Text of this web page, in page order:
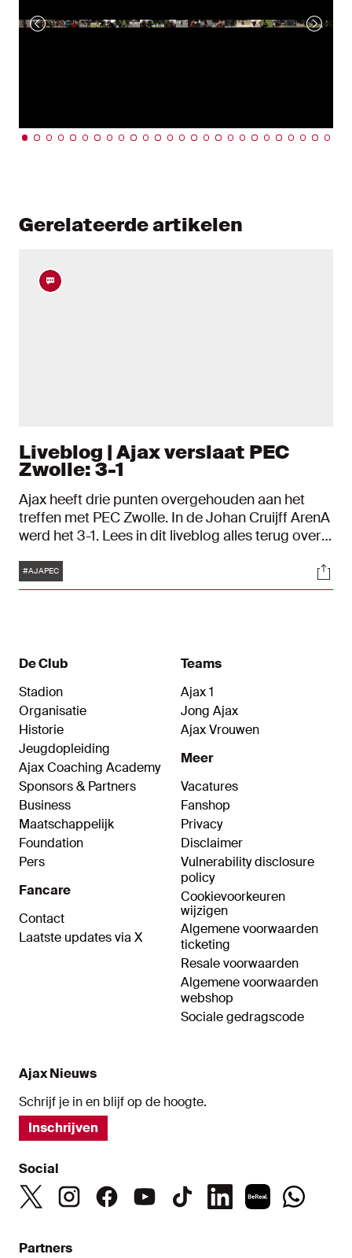
Gerelateerde artikelen
Liveblog | Ajax verslaat PEC
Zwolle: 3-1
Ajax heeft drie punten overgehouden aan het
treffen met PEC Zwolle. In de Johan Cruijff ArenA
werd het 3-1. Lees in dit liveblog alles terug over
Tags
#AJAPEC
De Club
Stadion
Organisatie
Historie
Jeugdopleiding
Ajax Coaching Academy
Sponsors & Partners
Business
Maatschappelijk
Foundation
Pers
Fancare
Contact
Laatste updates via X
Teams
Ajax 1
Jong Ajax
Ajax Vrouwen
Meer
Vacatures
Fanshop
Privacy
Disclaimer
Vulnerability disclosure
policy
Cookievoorkeuren
wijzigen
Algemene voorwaarden
ticketing
Resale voorwaarden
Algemene voorwaarden
webshop
Sociale gedragscode
Ajax Nieuws
Schrijf je in en blijf op de hoogte.
Inschrijven
Social
Partners